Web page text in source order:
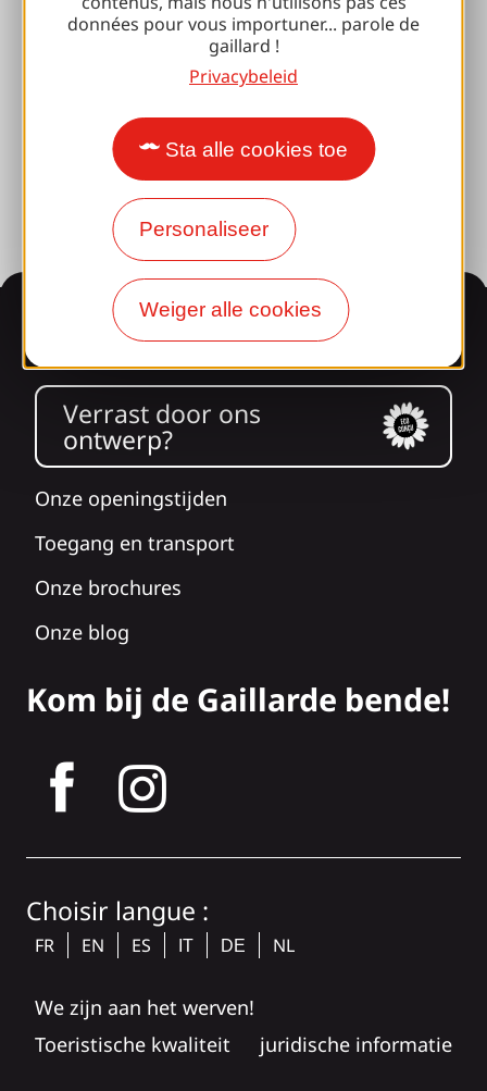
données pour vous importuner... parole de
gaillard !
Privacybeleid
Sta alle cookies toe
Personaliseer
Weiger alle cookies
100% Gaillard Club
Brive 100% Evenement
Fotobibliotheek
Informatie
Verrast door ons
ontwerp?
Onze openingstijden
Toegang en transport
Onze brochures
Onze blog
Kom bij de Gaillarde bende!
Choisir langue :
FR EN ES IT DE NL
We zijn aan het werven!
Toeristische kwaliteit
juridische informatie